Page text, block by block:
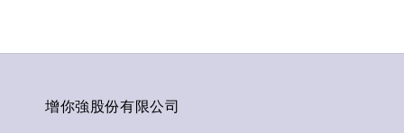
增你強股份有限公司